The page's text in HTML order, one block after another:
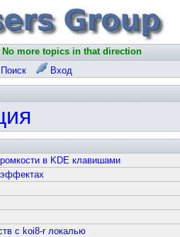
No more topics in that direction
Поиск Вход
в KDE клавишами
с koi8-r локалью